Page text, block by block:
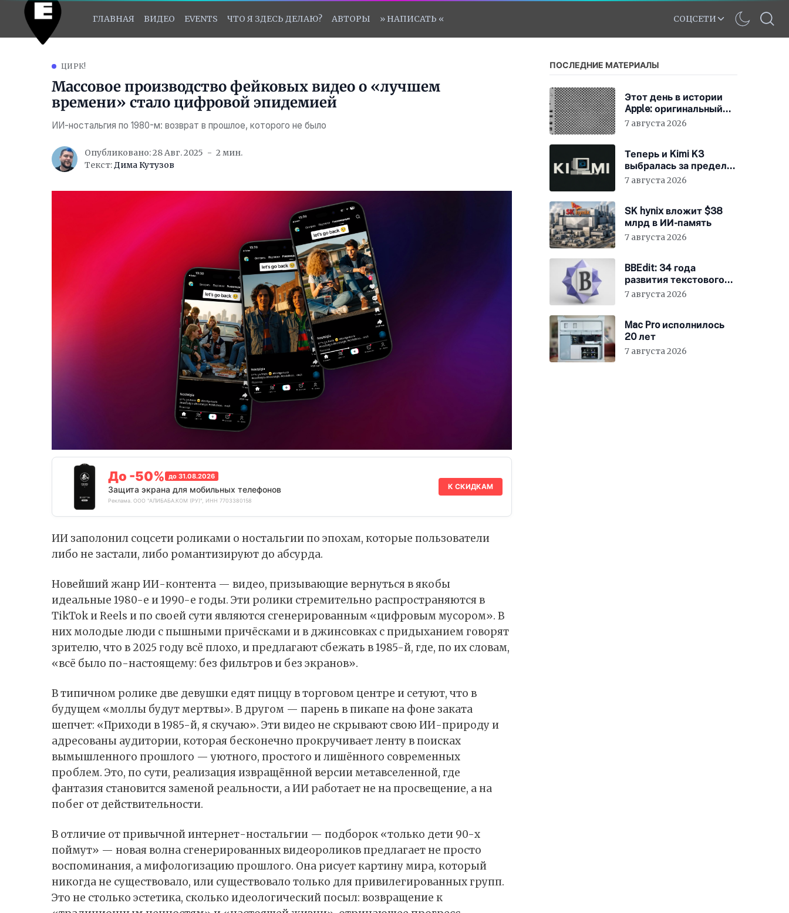
ГЛАВНАЯ ВИДЕО EVENTS ЧТО Я ЗДЕСЬ ДЕЛАЮ? АВТОРЫ » НАПИСАТЬ « СОЦСЕТИ
ЦИРК!
Массовое производство фейковых видео о «лучшем
времени» стало цифровой эпидемией
ИИ-ностальгия по 1980-м: возврат в прошлое, которого не было
Опубликовано: 28 Авг. 2025
2 мин.
Текст:Дима Кутузов
До -50% до 31.08.2026
Защита экрана для мобильных телефонов
Реклама. ООО "АЛИБАБА.КОМ (РУ)", ИНН 7703380158
К СКИДКАМ
ИИ заполонил соцсети роликами о ностальгии по эпохам, которые пользователи
либо не застали, либо романтизируют до абсурда.
Новейший жанр ИИ-контента — видео, призывающие вернуться в якобы
идеальные 1980-е и 1990-е годы. Эти ролики стремительно распространяютсяв
TikTok и Reels и по своей сути являются сгенерированным «цифровым мусором». В
них молодые люди с пышными причёсками и в джинсовках с придыханием говорят
зрителю, что в 2025 году всё плохо, и предлагают сбежать в 1985-й, где, по их словам,
«всё было по-настоящему: без фильтров и без экранов».
В типичном ролике две девушки едят пиццу в торговом центре и сетуют, что в
будущем «моллы будут мертвы». В другом — парень в пикапе на фоне заката
шепчет: «Приходи в 1985-й, я скучаю». Эти видео не скрывают свою ИИ-природу и
адресованы аудитории, которая бесконечно прокручивает ленту в поисках
вымышленного прошлого — уютного, простого и лишённого современных
проблем. Это, по сути, реализация извращённой версии метавселенной, где
фантазия становится заменой реальности, аИИ работает не на просвещение, а на
побег от действительности.
В отличие от привычной интернет-ностальгии — подборок «только дети 90-х
поймут» — новая волна сгенерированных видеороликов предлагает не просто
воспоминания, а мифологизацию прошлого. Она рисует картину мира, который
никогда не существовало, или существовало только для привилегированных групп.
Это не столько эстетика, сколько идеологический посыл: возвращение к
ПОСЛЕДНИЕ МАТЕРИАЛЫ
Этот день в истории
Apple: оригинальный
Mac Pro получает
7 августа 2026
Теперь и Kimi K3
выбралась за пределы
«песочницы»
7 августа 2026
SK hynix вложит $38
млрд в ИИ-память
7 августа 2026
BBEdit: 34 года
развития текстового
редактора для Mac
7 августа 2026
Mac Pro исполнилось
20 лет
7 августа 2026